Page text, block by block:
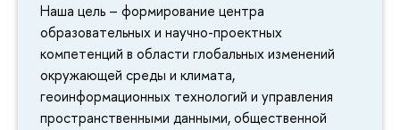
Наша цель – формирование центра
образовательных и научно-проектных
компетенций в области глобальных изменений
окружающей среды и климата,
геоинформационных технологий и управления
пространственными данными, общественной